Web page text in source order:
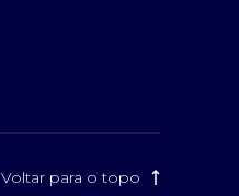
Voltar para o topo